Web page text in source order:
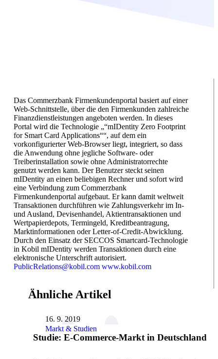
Das Commerzbank Firmenkundenportal basiert auf einer
Web-Schnittstelle, über die den Firmenkunden zahlreiche
Finanzdienstleistungen angeboten werden. In dieses
Portal wird die Technologie „“mIDentity Zero Footprint
for Smart Card Applications““, auf dem ein
vorkonfigurierter Web-Browser liegt, integriert, so dass
die Anwendung ohne jegliche Software- oder
Treiberinstallation sowie ohne Administratorrechte
genutzt werden kann. Der Benutzer steckt seinen
mIDentity an einen beliebigen Rechner und sofort wird
eine Verbindung zum Commerzbank
Firmenkundenportal aufgebaut. Er kann damit weltweit
Transaktionen durchführen wie Zahlungsverkehr im In-
und Ausland, Devisenhandel, Aktientransaktionen und
Wertpapierdepots, Termingeld, Kreditbeantragung,
Marktinformationen oder Letter-of-Credit-Abwicklung.
Durch den Einsatz der SECCOS Smartcard-Technologie
in Kobil mIDentity werden Transaktionen durch eine
elektronische Unterschrift autorisiert.
PublicRelations@kobil.com www.kobil.com
Ähnliche Artikel
16. 9. 2019
Markt & Studien
Studie: E-Commerce-Markt in Deutschland